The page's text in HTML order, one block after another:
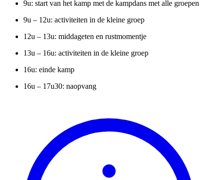
9u: start van het kamp met de kampdans met alle groepen
9u – 12u: activiteiten in de kleine groep
12u – 13u: middageten en rustmomentje
13u – 16u: activiteiten in de kleine groep
16u: einde kamp
16u – 17u30: naopvang